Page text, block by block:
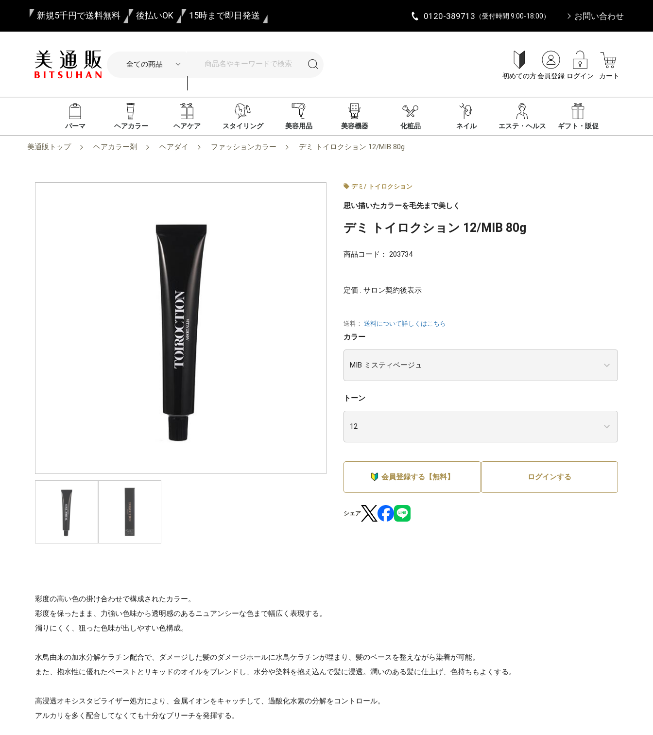
新規5千円で送料無料 後払いOK 15時まで即日発送 0120-389713 （受付時間 9:00-18:00） お問い合わせ
初めての方会員登録 ログイン カート
パーマ ヘアカラー ヘアケア スタイリング 美容用品 美容機器 化粧品 ネイル エステ・ヘルス ギフト・販促
美通販トップ ヘアカラー剤 ヘアダイ ファッションカラー デミ トイロクション 12/MIB 80g
デミ / トイロクション
思い描いたカラーを毛先まで美しく
デミ トイロクション 12/MIB 80g
商品コード： 203734
定価 : サロン契約後表示
送料： 送料について詳しくはこちら
カラー
トーン
会員登録する【無料】 ログインする
シェア
彩度の高い色の掛け合わせで構成されたカラー。
彩度を保ったまま、力強い色味から透明感のあるニュアンシーな色まで幅広く表現する。
濁りにくく、狙った色味が出しやすい色構成。
水鳥由来の加水分解ケラチン配合で、ダメージした髪のダメージホールに水鳥ケラチンが埋まり、髪のベースを整えながら染着が可能。
また、抱水性に優れたペーストとリキッドのオイルをブレンドし、水分や染料を抱え込んで髪に浸透。潤いのある髪に仕上げ、色持ちもよくする。
高浸透オキシスタビライザー処方により、金属イオンをキャッチして、過酸化水素の分解をコントロール。
アルカリを多く配合してなくても十分なブリーチを発揮する。